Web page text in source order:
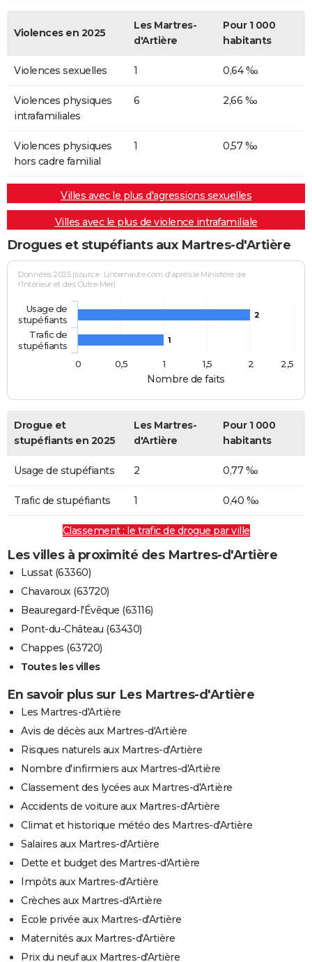
Violences en 2025
Les Martres-
d'Artière
Pour 1 000
habitants
Violences sexuelles 1 0,64 ‰
Violences physiques
intrafamiliales
6 2,66 ‰
Violences physiques
hors cadre familial
1 0,57 ‰
Villes avec le plus d'agressions sexuelles
Villes avec le plus de violence intrafamiliale
Drogues et stupéfiants aux Martres-d'Artière
Nombre de faits
Données 2025 (source : Linternaute.com d'après le Ministère de
l'Intérieur et des Outre-Mer)
2
1
Usage de
stupéfiants
Trafic de
stupéfiants
0
0,5 1 1,5 2 2,5
Drogue et
stupéfiants en 2025
Les Martres-
d'Artière
Pour 1 000
habitants
Usage de stupéfiants 2 0,77 ‰
Trafic de stupéfiants 1 0,40 ‰
Classement : le trafic de drogue par ville
Les villes à proximité des Martres-d'Artière
Lussat (63360)
Chavaroux (63720)
Beauregard-l'Évêque (63116)
Pont-du-Château (63430)
Chappes (63720)
Toutes les villes
En savoir plus sur Les Martres-d'Artière
Les Martres-d'Artière
Avis de décès aux Martres-d'Artière
Risques naturels aux Martres-d'Artière
Nombre d'infirmiers aux Martres-d'Artière
Classement des lycées aux Martres-d'Artière
Accidents de voiture aux Martres-d'Artière
Climat et historique météo des Martres-d'Artière
Salaires aux Martres-d'Artière
Dette et budget des Martres-d'Artière
Impôts aux Martres-d'Artière
Crèches aux Martres-d'Artière
Ecole privée aux Martres-d'Artière
Maternités aux Martres-d'Artière
Prix du neuf aux Martres-d'Artière